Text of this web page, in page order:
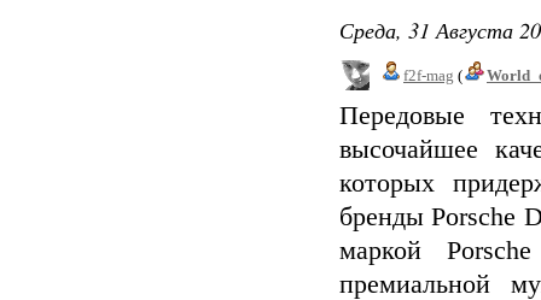
Среда, 31 Августа
f2f-mag (
Передовые
высочайшее
которых
бренды Porsche
маркой
премиальной